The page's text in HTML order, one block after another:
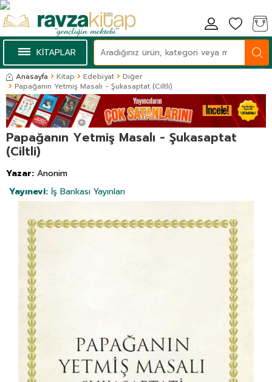
KİTAPLAR
Anasayfa Kitap Edebiyat
Diğer
Papağanın Yetmiş Masalı - Şukasaptat (Ciltli)
Papağanın Yetmiş Masalı - Şukasaptat
(Ciltli)
Yazar: Anonim
Yayınevi: İş Bankası Yayınları